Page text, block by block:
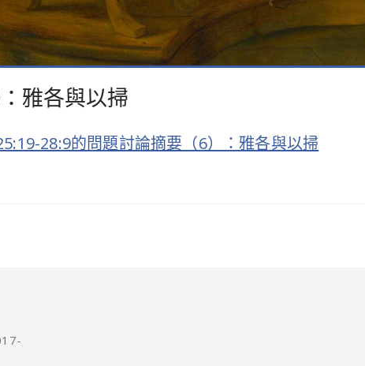
雅各與以掃
28:9的問題討論摘要（6）：雅各與以掃